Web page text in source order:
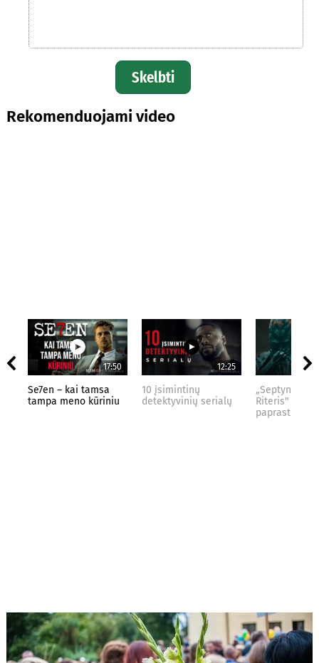
Skelbti
Rekomenduojami video
17:50
Se7en – kai tamsa
tampa meno kūriniu
12:25
10 įsimintinų
detektyvinių serialų
„Septynių
Riteris" – kai
paprastumas